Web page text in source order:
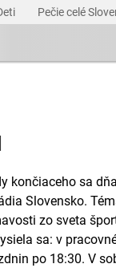
Pečie celé
končiaceho sa
Slovensko.
zo sveta
sa: v
po 18:30. V